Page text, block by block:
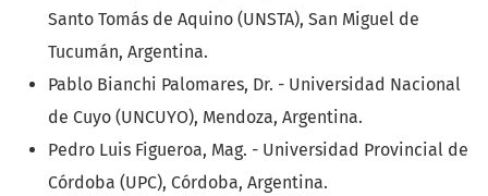
Santo Tomás de Aquino (UNSTA), San Miguel de
Tucumán, Argentina.
Pablo Bianchi Palomares, Dr. - Universidad Nacional
de Cuyo (UNCUYO), Mendoza, Argentina.
Pedro Luis Figueroa, Mag. - Universidad Provincial de
Córdoba (UPC), Córdoba, Argentina.